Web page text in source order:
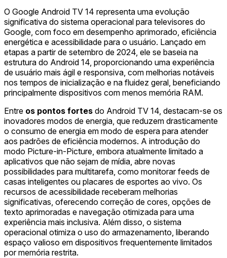
O Google Android TV 14 representa uma evolução
significativa do sistema operacional para televisores do
Google, com foco em desempenho aprimorado, eficiência
energética e acessibilidade para o usuário. Lançado em
etapas a partir de setembro de 2024, ele se baseia na
estrutura do Android 14, proporcionando uma experiência
de usuário mais ágil e responsiva, com melhorias notáveis
nos tempos de inicialização e na fluidez geral, beneficiando
principalmente dispositivos com menos memória RAM.
Entre os pontos fortes do Android TV 14, destacam-se os
inovadores modos de energia, que reduzem drasticamente
o consumo de energia em modo de espera para atender
aos padrões de eficiência modernos. A introdução do
modo Picture-in-Picture, embora atualmente limitado a
aplicativos que não sejam de mídia, abre novas
possibilidades para multitarefa, como monitorar feeds de
casas inteligentes ou placares de esportes ao vivo. Os
recursos de acessibilidade receberam melhorias
significativas, oferecendo correção de cores, opções de
texto aprimoradas e navegação otimizada para uma
experiência mais inclusiva. Além disso, o sistema
operacional otimiza o uso do armazenamento, liberando
espaço valioso em dispositivos frequentemente limitados
por memória restrita.